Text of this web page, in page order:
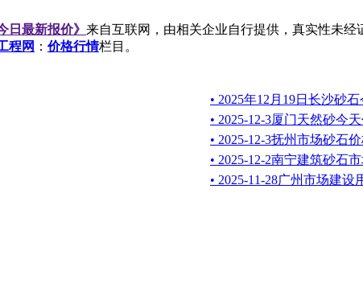
日最新报价》 来自互联网，由相关企业自行提供，真实性未经
程网 ： 价格行情栏目。
• 2025年12月19日长沙砂
• 2025-12-3厦门天然砂今
• 2025-12-3抚州市场砂石
• 2025-12-2南宁建筑砂石
• 2025-11-28广州市场建设